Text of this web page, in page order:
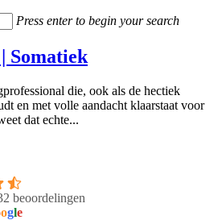
Press enter to begin your search
Somatiek
die, ook als de hectiek
en met volle aandacht klaarstaat voor
dat echte...
beoordelingen
ogle